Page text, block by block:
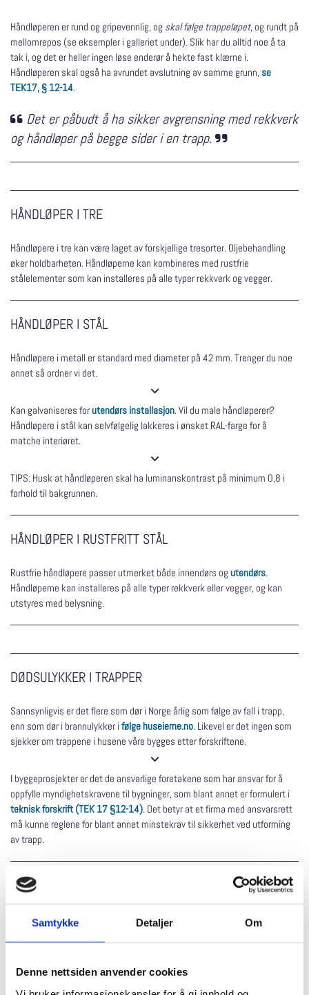
Samtykke Detaljer Om
Denne nettsiden anvender cookies
Håndløperen er rund og gripevennlig, og skal følge trappeløpet, og rundt på
mellomrepos (se eksempler i galleriet under). Slik har du alltid noe å ta
tak i, og det er heller ingen løse enderør å hekte fast klærne i.
Håndløperen skal også ha avrundet avslutning av samme grunn, se
TEK17, § 12-14.
 Det er påbudt å ha sikker avgrensning med rekkverk
og håndløper på begge sider i en trapp. 
HÅNDLØPER I TRE
Håndløpere i tre kan være laget av forskjellige tresorter. Oljebehandling
øker holdbarheten. Håndløperne kan kombineres med rustfrie
stålelementer som kan installeres på alle typer rekkverk og vegger.
HÅNDLØPER I STÅL
Håndløpere i metall er standard med diameter på 42 mm. Trenger du noe
annet så ordner vi det.

Kan galvaniseres forutendørs installasjon. Vil du male håndløperen?
Håndløpere i stål kan selvfølgelig lakkeres i ønsket RAL-farge for å
matche interiøret.

TIPS: Husk at håndløperen skal ha luminanskontrast på minimum 0,8 i
forhold til bakgrunnen.
HÅNDLØPER I RUSTFRITT STÅL
Rustfrie håndløpere passer utmerket både innendørs og utendørs.
Håndløperne kan installeres på alle typer rekkverk eller vegger, og kan
utstyres med belysning.
DØDSULYKKER I TRAPPER
Sannsynligvis er det flere som dør i Norge årlig som følge av fall i trapp,
enn som dør i brannulykker ifølge huseierne.no. Likevel er det ingen som
sjekker om trappene i husene våre bygges etter forskriftene.

I byggeprosjekter er det de ansvarlige foretakene som har ansvar for å
oppfylle myndighetskravene til bygninger, som blant annet er formulert i
teknisk forskrift (TEK 17 §12-14). Det betyr at et firma med ansvarsrett
må kunne reglene for blant annet minstekrav til sikkerhet ved utforming
av trapp.
VÅR JOBB – DERES SIKKERHET
Alle håndløpere vi installerer oppfyller gjeldende sikkerhetsstandarder og
barnesikret).